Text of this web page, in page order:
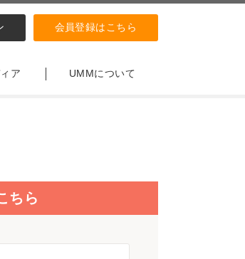
会員登録はこちら
ア UMMについて
ちら